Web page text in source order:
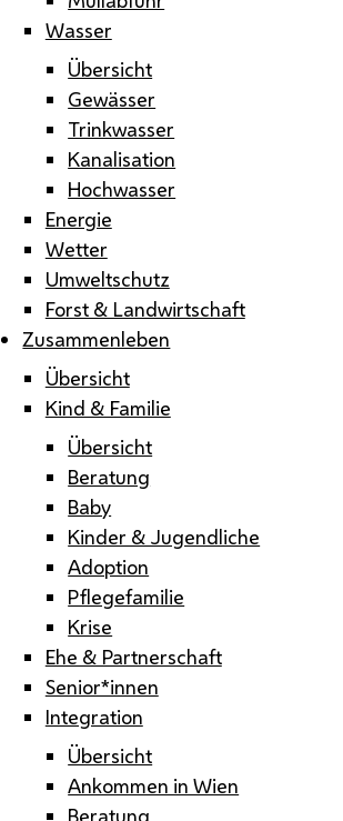
Wasser
Übersicht
Gewässer
Trinkwasser
Kanalisation
Hochwasser
Energie
Wetter
Umweltschutz
Forst & Landwirtschaft
Zusammenleben
Übersicht
Kind & Familie
Übersicht
Beratung
Baby
Kinder & Jugendliche
Adoption
Pflegefamilie
Krise
Ehe & Partnerschaft
Senior*innen
Integration
Übersicht
Ankommen in Wien
Beratung